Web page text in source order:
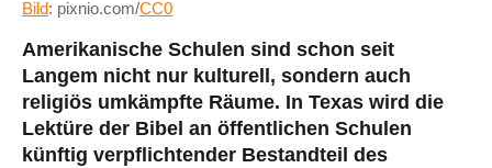
Bild: pixnio.com/CC0
Amerikanische Schulen sind schon seit
Langem nicht nur kulturell, sondern auch
religiös umkämpfte Räume. In Texas wird die
Lektüre der Bibel an öffentlichen Schulen
künftig verpflichtender Bestandteil des